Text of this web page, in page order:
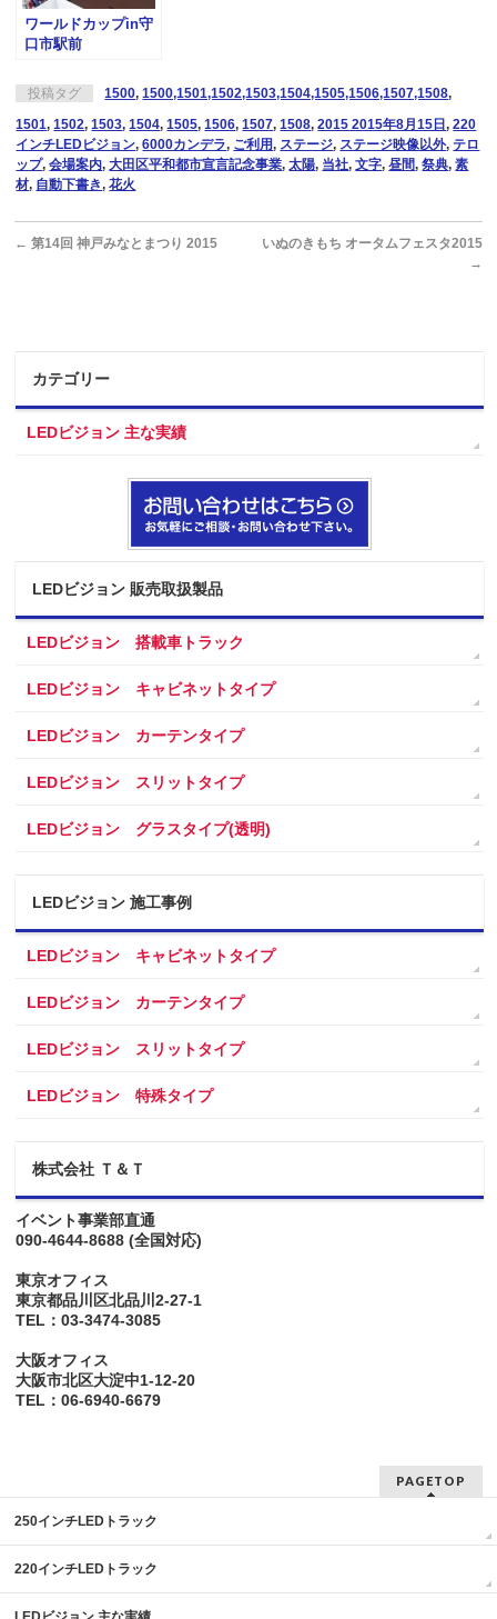
ワールドカップin守
口市駅前
投稿タグ 1500,1500,1501,1502,1503,1504,1505,1506,1507,1508,
1501,1502,1503,1504,1505,1506,1507,1508,2015 2015年8月15日,220
インチLEDビジョン,6000カンデラ, ご利用, ステージ, ステージ映像以外,テロ
ップ,会場案内,大田区平和都市宣言記念事業,太陽, 当社,文字,昼間,祭典,素
材, 自動下書き,花火
← 第14回 神戸みなとまつり 2015
いぬのきもち オータムフェスタ2015
→
カテゴリー
LEDビジョン 主な実績
LEDビジョン 販売取扱製品
LEDビジョン 搭載車トラック
LEDビジョン キャビネットタイプ
LEDビジョン カーテンタイプ
LEDビジョン スリットタイプ
LEDビジョン グラスタイプ(透明)
LEDビジョン 施工事例
LEDビジョン キャビネットタイプ
LEDビジョン カーテンタイプ
LEDビジョン スリットタイプ
LEDビジョン 特殊タイプ
株式会社 Ｔ＆Ｔ
イベント事業部直通
090-4644-8688 (全国対応)
東京オフィス
東京都品川区北品川2-27-1
TEL：03-3474-3085
大阪オフィス
大阪市北区大淀中1-12-20
TEL：06-6940-6679
PAGETOP
250インチLEDトラック
220インチLEDトラック